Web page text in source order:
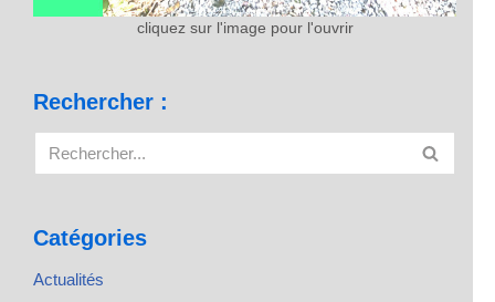
cliquez sur l'image pour l'ouvrir
Rechercher :
Catégories
Actualités